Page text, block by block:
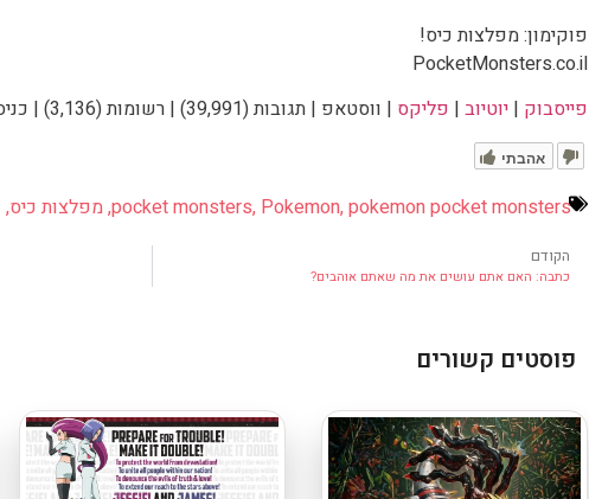
פוקימון: מפלצות כיס!
PocketMonsters.co.il
פייסבוק | יוטיוב| פליקס | ווסטאפ | תגובות (39,991) | רשומות (3,136) | כניסות (817,514) |
אהבתי
pocket monsters, Pokemon,pokemon pocket monsters
,מפלצות כיס,
הקודם
כתבה: האם אתם עושים את מה שאתם אוהבים?
פוסטים קשורים